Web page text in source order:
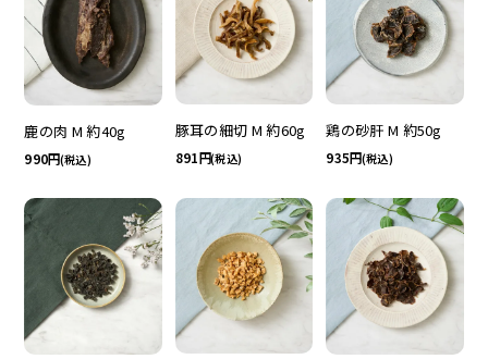
鹿の肉 M 約40g
990 (税込)
豚耳の細切 M 約60g
891 (税込)
鶏の砂肝 M 約50g
935 (税込)